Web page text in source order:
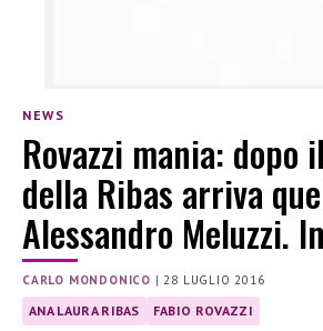
NEWS
Rovazzi mania: dopo
della Ribas arriva
Alessandro Meluzzi.
CARLO MONDONICO |28 LUGLIO 2016
ANA LAURA RIBAS FABIO ROVAZZI